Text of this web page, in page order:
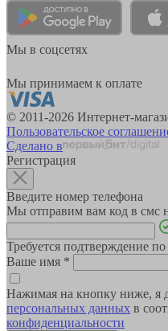
Мы в соцсетях
Мы принимаем к оплате
© 2011-2026 Интернет-
Пользовательское
Сделано в
Регистрация
Введите номер телефона
Мы отправим вам код в смс
Требуется подтверждение
Ваше имя *
Нажимая на кнопку ниже, я
персональных данных в
конфиденциальности